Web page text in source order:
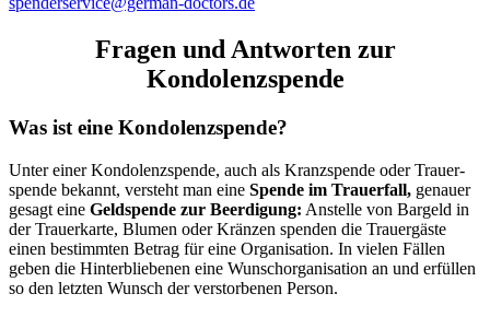
Fragen und Antworten zur
Kondolenzspende
Was ist eine Kondolenzspende?
Unter einer Kondolenz­spende, auch als Kranz­spende oder Trauer­
spende bekannt, versteht man eine Spende im Trauer­fall, genauer
gesagt eine Geld­spende zur Beerdi­gung: Anstelle von Bar­geld in
der Trauer­karte, Blumen oder Kränzen spenden die Trauer­gäste
einen bestimmten Betrag für eine Orga­nisation. In vielen Fällen
geben die Hinter­bliebenen eine Wunsch­orga­nisation an und erfüllen
so den letzten Wunsch der verstor­benen Person.